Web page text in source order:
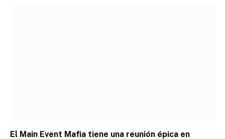
El Main Event Mafia tiene una reunión épica en